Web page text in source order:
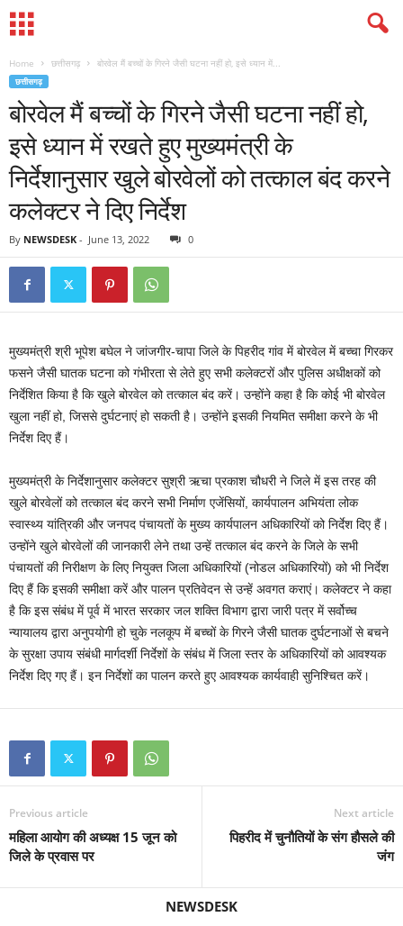
Home छत्तीसगढ़ बोरवेल मैं बच्चों के गिरने जैसी घटना नहीं हो, इसे ध्यान में...
छत्तीसगढ़
बोरवेल मैं बच्चों के गिरने जैसी घटना नहीं हो,
इसे ध्यान में रखते हुए मुख्यमंत्री के
निर्देशानुसार खुले बोरवेलों को तत्काल बंद करने
कलेक्टर ने दिए निर्देश
By NEWSDESK - June 13, 2022 0
मुख्यमंत्री श्री भूपेश बघेल ने जांजगीर-चापा जिले के पिहरीद गांव में बोरवेल में बच्चा गिरकर
फसने जैसी घातक घटना को गंभीरता से लेते हुए सभी कलेक्टरों और पुलिस अधीक्षकों को
निर्देशित किया है कि खुले बोरवेल को तत्काल बंद करें। उन्होंने कहा है कि कोई भी बोरवेल
खुला नहीं हो, जिससे दुर्घटनाएं हो सकती है। उन्होंने इसकी नियमित समीक्षा करने के भी
निर्देश दिए हैं।
मुख्यमंत्री के निर्देशानुसार कलेक्टर सुश्री ऋचा प्रकाश चौधरी ने जिले में इस तरह की
खुले बोरवेलों को तत्काल बंद करने सभी निर्माण एजेंसियों, कार्यपालन अभियंता लोक
स्वास्थ्य यांत्रिकी और जनपद पंचायतों के मुख्य कार्यपालन अधिकारियों को निर्देश दिए हैं।
उन्होंने खुले बोरवेलों की जानकारी लेने तथा उन्हें तत्काल बंद करने के जिले के सभी
पंचायतों की निरीक्षण के लिए नियुक्त जिला अधिकारियों (नोडल अधिकारियों) को भी निर्देश
दिए हैं कि इसकी समीक्षा करें और पालन प्रतिवेदन से उन्हें अवगत कराएं। कलेक्टर ने कहा
है कि इस संबंध में पूर्व में भारत सरकार जल शक्ति विभाग द्वारा जारी पत्र में सर्वोच्च
न्यायालय द्वारा अनुपयोगी हो चुके नलकूप में बच्चों के गिरने जैसी घातक दुर्घटनाओं से बचने
के सुरक्षा उपाय संबंधी मार्गदर्शी निर्देशों के संबंध में जिला स्तर के अधिकारियों को आवश्यक
निर्देश दिए गए हैं। इन निर्देशों का पालन करते हुए आवश्यक कार्यवाही सुनिश्चित करें।
Previous article
महिला आयोग की अध्यक्ष 15 जून को
जिले के प्रवास पर
Next article
पिहरीद में चुनौतियों के संग हौसले की
जंग
NEWSDESK